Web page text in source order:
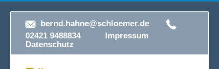
bernd.hahne@schloemer.de
02421 9488834 Impressum
Datenschutz